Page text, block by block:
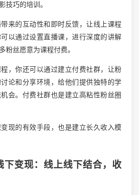
技巧的培训。
来的互动性和即时反馈，让线上课程
以通过设置直播课，进行深度的讲解
粉丝愿意为课程付费。
，你还可以通过建立付费社群，让粉
论和分享环境，给他们提供独特的学
会。付费社群也是建立高粘性粉丝圈
现的有效手段，也是建立长久收入模
下变现：线上线下结合，收